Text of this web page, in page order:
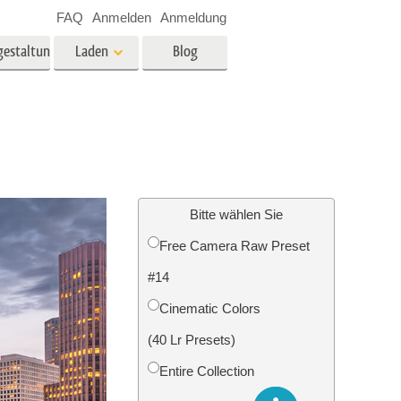
Foto-Restaurierung
Laden Blog
FAQ Anmelden Anmeldung
Bitte wählen Sie
Free Camera Raw Preset
#14
Cinematic Colors
(40 Lr Presets)
Entire Collection